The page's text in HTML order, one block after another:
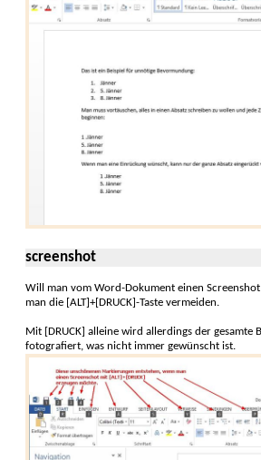
screenshot
Will man vom Word-Dokument einen
man die [ALT]+[DRUCK]-Taste vermeiden.
Mit [DRUCK] alleine wird allerdings der gesamte
fotogra­fiert, was nicht immer ge­wünscht ist.